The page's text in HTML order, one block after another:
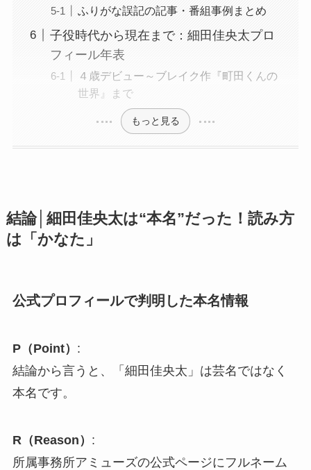
ふりがな誤記の記事・番組事例まとめ
子役時代から現在まで：細田佳央太プロ
フィール年表
４歳デビュー～ブレイク作『町田くんの
世界』まで
もっと見る
結論│細田佳央太は“本名”だった！読み方
は「かなた」
公式プロフィールで判明した本名情報
P（Point） :
結論から言うと、「細田佳央太」は芸名ではなく
本名です。
R（Reason） :
所属事務所アミューズの公式ページにフルネーム